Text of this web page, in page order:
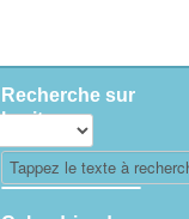
Recherche sur
le site